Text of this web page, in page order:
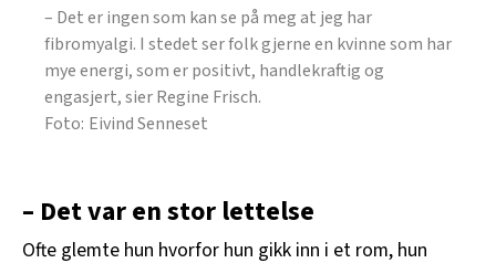
– Det er ingen som kan se på meg at jeg har
fibromyalgi. I stedet ser folk gjerne en kvinne som har
mye energi, som er positivt, handlekraftig og
engasjert, sier Regine Frisch.
Eivind Senneset
– Det var en stor lettelse
Ofte glemte hun hvorfor hun gikk inn i et rom, hun